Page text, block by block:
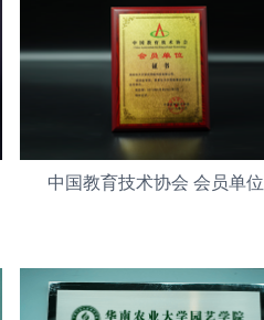
中国教育技术协会 会员单位